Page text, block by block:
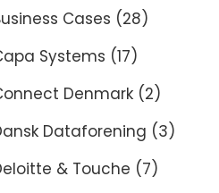
Cases (28)
Systems (17)
Denmark (2)
Dataforening (3)
& Touche (7)